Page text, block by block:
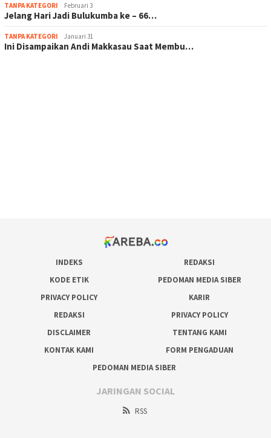
TANPA KATEGORI Februari 3
Jelang Hari Jadi Bulukumba ke – 66…
TANPA KATEGORI Januari 31
Ini Disampaikan Andi Makkasau Saat Membu…
INDEKS
REDAKSI
KODE ETIK
PEDOMAN MEDIA SIBER
PRIVACY POLICY
KARIR
REDAKSI
PRIVACY POLICY
DISCLAIMER
TENTANG KAMI
KONTAK KAMI
FORM PENGADUAN
PEDOMAN MEDIA SIBER
JARINGAN SOCIAL
RSS